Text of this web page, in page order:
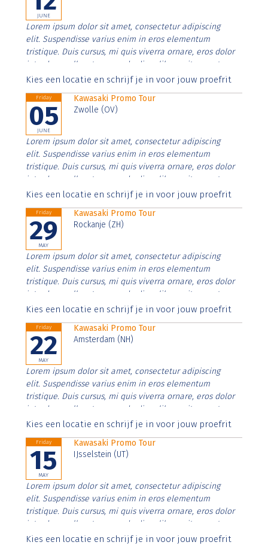
JUNE
Lorem ipsum dolor sit amet, consectetur adipiscing
elit. Suspendisse varius enim in eros elementum
tristique. Duis cursus, mi quis viverra ornare, eros dolor
interdum nulla, ut commodo diam libero vitae erat.
Aenean faucibus nibh et justo cursus id rutrum lorem
Kies een locatie en schrijf je in voor jouw proefrit
Friday
05
JUNE
Kawasaki Promo Tour
Zwolle (OV)
Lorem ipsum dolor sit amet, consectetur adipiscing
elit. Suspendisse varius enim in eros elementum
tristique. Duis cursus, mi quis viverra ornare, eros dolor
interdum nulla, ut commodo diam libero vitae erat.
Aenean faucibus nibh et justo cursus id rutrum lorem
Kies een locatie en schrijf je in voor jouw proefrit
Friday
29
MAY
Kawasaki Promo Tour
Rockanje (ZH)
Lorem ipsum dolor sit amet, consectetur adipiscing
elit. Suspendisse varius enim in eros elementum
tristique. Duis cursus, mi quis viverra ornare, eros dolor
interdum nulla, ut commodo diam libero vitae erat.
Aenean faucibus nibh et justo cursus id rutrum lorem
Kies een locatie en schrijf je in voor jouw proefrit
Friday
22
MAY
Kawasaki Promo Tour
Amsterdam (NH)
Lorem ipsum dolor sit amet, consectetur adipiscing
elit. Suspendisse varius enim in eros elementum
tristique. Duis cursus, mi quis viverra ornare, eros dolor
interdum nulla, ut commodo diam libero vitae erat.
Aenean faucibus nibh et justo cursus id rutrum lorem
Kies een locatie en schrijf je in voor jouw proefrit
Friday
15
MAY
Kawasaki Promo Tour
IJsselstein (UT)
Lorem ipsum dolor sit amet, consectetur adipiscing
elit. Suspendisse varius enim in eros elementum
tristique. Duis cursus, mi quis viverra ornare, eros dolor
interdum nulla, ut commodo diam libero vitae erat.
Aenean faucibus nibh et justo cursus id rutrum lorem
Kies een locatie en schrijf je in voor jouw proefrit